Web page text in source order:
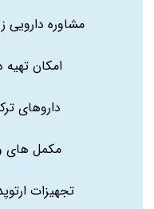
مشاوره دارویی
امکان
داروهای
مکمل های
تجهیزات